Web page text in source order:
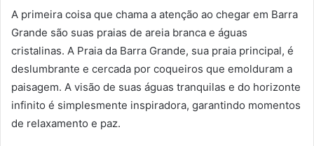
A primeira coisa que chama a atenção ao chegar em Barra
Grande são suas praias de areia branca e águas
cristalinas. A Praia da Barra Grande, sua praia principal, é
deslumbrante e cercada por coqueiros que emolduram a
paisagem. A visão de suas águas tranquilas e do horizonte
infinito é simplesmente inspiradora, garantindo momentos
de relaxamento e paz.